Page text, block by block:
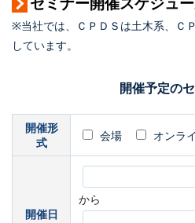
※当社では、ＣＰＤＳは土木系、Ｃ
しています。
開催予定の
開催形
式
会場 オンラ
開催日
から